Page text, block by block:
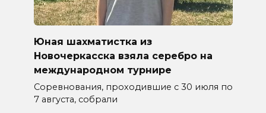
Юная шахматистка из
Новочеркасска взяла серебро на
международном турнире
Соревнования, проходившие с 30 июля по
7 августа, собрали